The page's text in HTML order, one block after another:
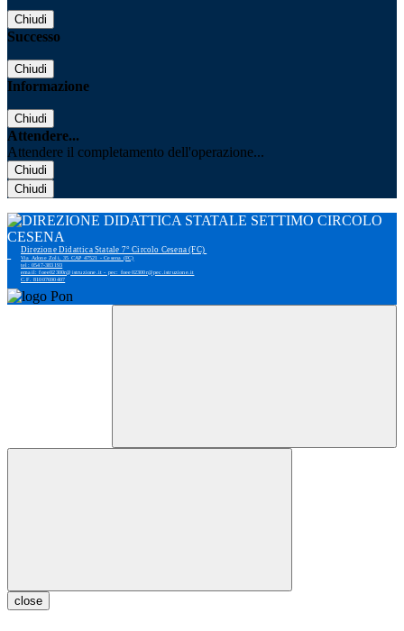
Chiudi
Successo
Chiudi
Informazione
Chiudi
Attendere...
Attendere il completamento dell'operazione...
Chiudi
Chiudi
Direzione Didattica Statale 7° Circolo Cesena (FC)
Via Adone Zoli, 35 CAP 47521 - Cesena (FC)
tel: 0547-383193
email: foee02300r@istruzione.it - pec: foee02300r@pec.istruzione.it
C.F. 81007690407
close